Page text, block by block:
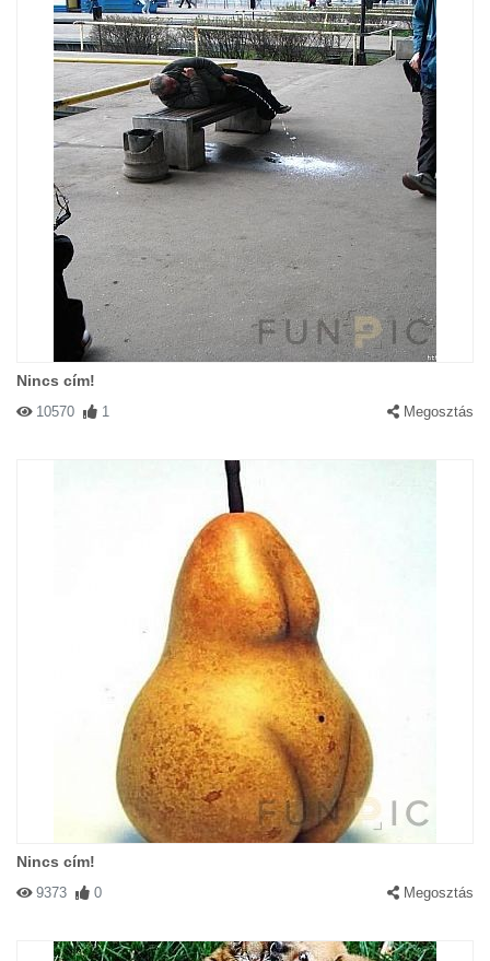
Nincs cím!
10570 1 Megosztás
Nincs cím!
9373 0 Megosztás